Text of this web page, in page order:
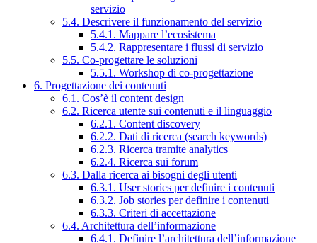
servizio
5.4. Descrivere il funzionamento del servizio
5.4.1. Mappare l’ecosistema
5.4.2. Rappresentare i flussi di servizio
5.5. Co-progettare le soluzioni
5.5.1. Workshop di co-progettazione
6. Progettazione dei contenuti
6.1. Cos’è il content design
6.2. Ricerca utente sui contenuti e il linguaggio
6.2.1. Content discovery
6.2.2. Dati di ricerca (search keywords)
6.2.3. Ricerca tramite analytics
6.2.4. Ricerca sui forum
6.3. Dalla ricerca ai bisogni degli utenti
6.3.1. User stories per definire i contenuti
6.3.2. Job stories per definire i contenuti
6.3.3. Criteri di accettazione
6.4. Architettura dell’informazione
6.4.1. Definire l’architettura dell’informazione